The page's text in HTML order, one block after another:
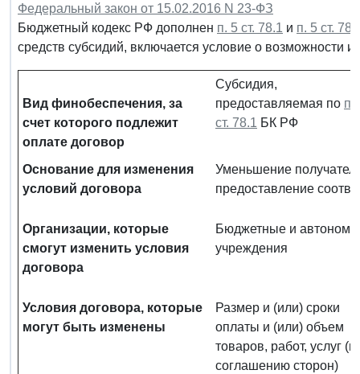
Федеральный закон от 15.02.2016 N 23-ФЗ
Бюджетный кодекс РФ дополнен п. 5 ст. 78.1 и п. 5 ст.
средств субсидий, включается условие о возможности
Вид финобеспечения, за
счет которого подлежит
оплате договор
Субсидия,
предоставляемая по п.
ст. 78.1 БК РФ
Основание для изменения
условий договора
Уменьшение
предоставление
Организации, которые
смогут изменить условия
договора
Бюджетные и
учреждения
Условия договора, которые
могут быть изменены
Размер и (или) сроки
оплаты и (или) объем
товаров, работ, услуг
соглашению сторон)